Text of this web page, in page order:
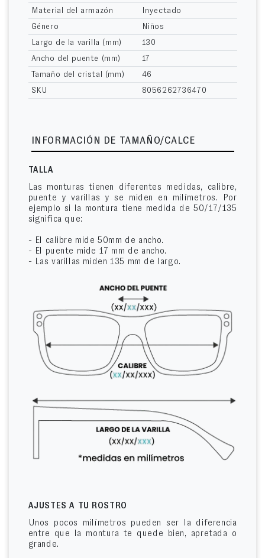
Material del armazón
Inyectado
Género
Niños
Largo de la varilla (mm)
130
Ancho del puente (mm)
17
Tamaño del cristal (mm)
46
SKU
8056262736470
INFORMACIÓN DE TAMAÑO/CALCE
TALLA
Las monturas tienen diferentes medidas, calibre,
puente y varillas y se miden en milímetros. Por
ejemplo si la montura tiene medida de 50/17/135
significa que:
- El calibre mide 50mm de ancho.
- El puente mide 17 mm de ancho.
- Las varillas miden 135 mm de largo.
AJUSTES A TU ROSTRO
Unos pocos milímetros pueden ser la diferencia
entre que la montura te quede bien, apretada o
grande.